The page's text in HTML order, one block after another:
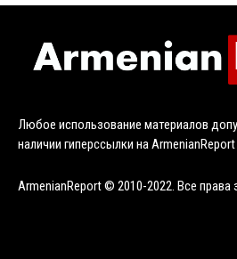
Любое использование материалов
наличии гиперссылки на ArmenianReport
ArmenianReport © 2010-2022. Все